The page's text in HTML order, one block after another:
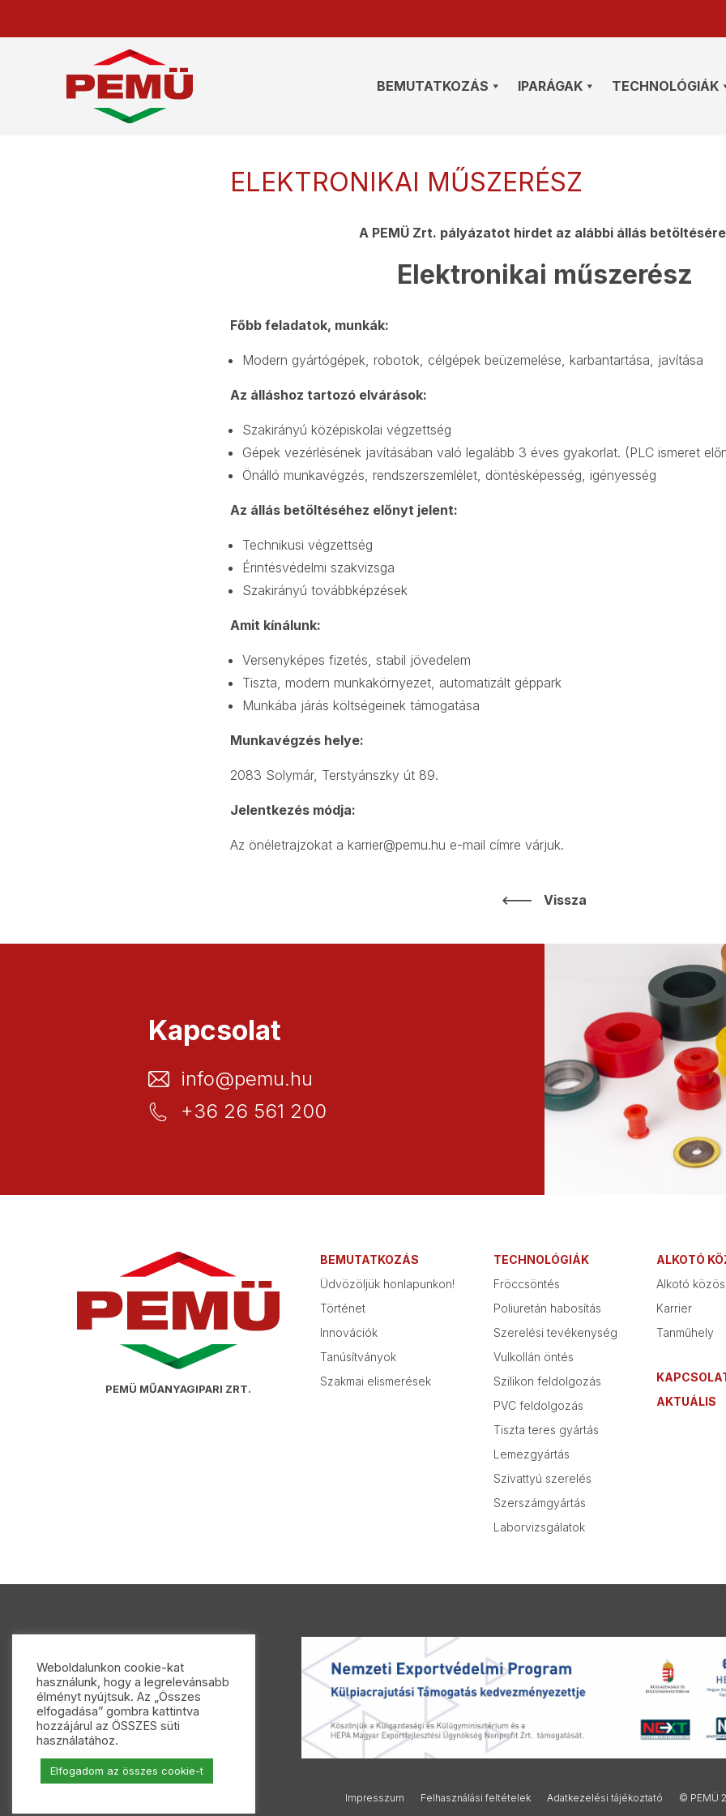
BEMUTATKOZÁS IPARÁGAK TECHNOLÓGIÁK
ELEKTRONIKAI MŰSZERÉSZ
A PEMÜ Zrt. pályázatot hirdet az alábbi állás
Elektronikai műszerész
Főbb feladatok, munkák:
Modern gyártógépek, robotok, célgépek beüzemelése, karbantartása, javítása
Az álláshoz tartozó elvárások:
Szakirányú középiskolai végzettség
Gépek vezérlésének javításában való legalább 3 éves gyakorlat. (PLC ismeret
Önálló munkavégzés, rendszerszemlélet, döntésképesség, igényesség
Az állás betöltéséhez előnyt jelent:
Technikusi végzettség
Érintésvédelmi szakvizsga
Szakirányú továbbképzések
Amit kínálunk:
Versenyképes fizetés, stabil jövedelem
Tiszta, modern munkakörnyezet, automatizált géppark
Munkába járás költségeinek támogatása
Munkavégzés helye:
2083 Solymár, Terstyánszky út 89.
Jelentkezés módja:
Az önéletrajzokat a karrier@pemu.hu e-mail címre várjuk.
Vissza
Kapcsolat
info@pemu.hu
+36 26 561 200
PEMÜ MŰANYAGIPARI ZRT.
BEMUTATKOZÁS
Üdvözöljük honlapunkon!
Történet
Innovációk
Tanúsítványok
Szakmai elismerések
TECHNOLÓGIÁK
Fröccsöntés
Poliuretán habosítás
Szerelési tevékenység
Vulkollán öntés
Szilikon feldolgozás
PVC feldolgozás
Tiszta teres gyártás
Lemezgyártás
Szivattyú szerelés
Szerszámgyártás
Laborvizsgálatok
ALKOTÓ
Alkotó
Karrier
Tanműhely
AKTUÁLIS
Impresszum Felhasználási feltételek Adatkezelési tájékoztató © PEMÜ
Weboldalunkon cookie-kat
használunk, hogy a legrelevánsabb
élményt nyújtsuk. Az „Összes
elfogadása” gombra kattintva
hozzájárul az ÖSSZES süti
használatához.
Elfogadom az összes cookie-t